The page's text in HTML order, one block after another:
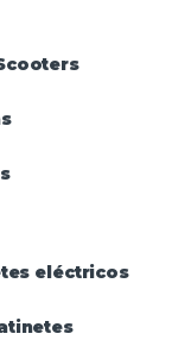
eléctricos